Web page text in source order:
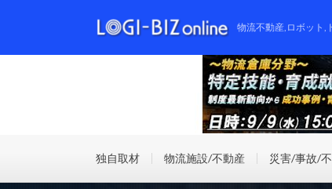
物流不動産,ロボット,
独自取材 物流施設/不動産 災害/事故/